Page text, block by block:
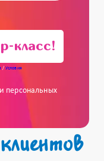
класс!
/Условия
персональных